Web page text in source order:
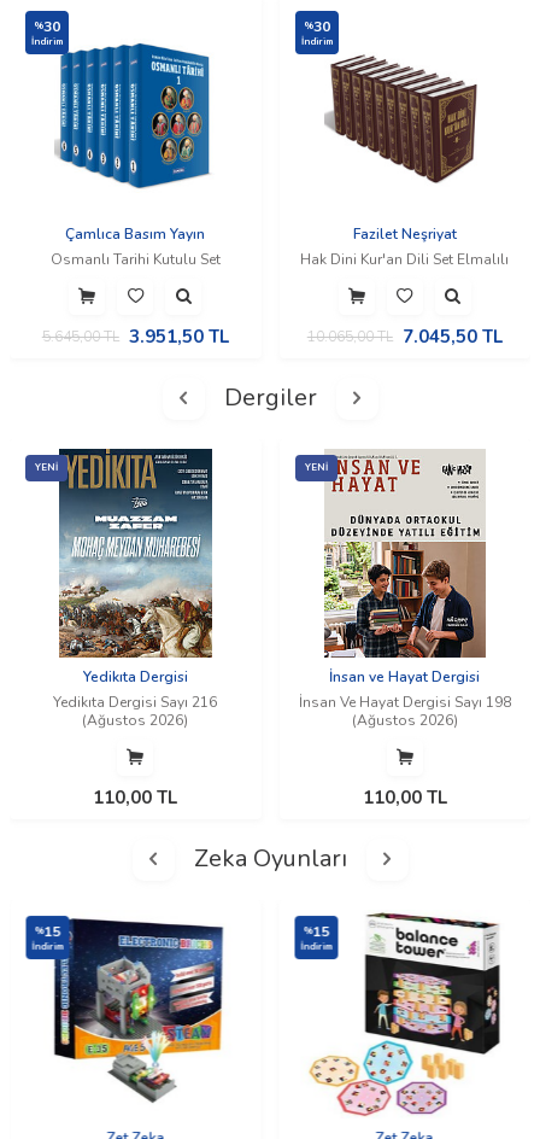
%30
İndirim
Çamlıca Basım Yayın
Osmanlı Tarihi Kutulu Set
5.645,00TL 3.951,50TL
%30
İndirim
Fazilet Neşriyat
Hak Dini Kur'an Dili Set Elmalılı
10.065,00TL 7.045,50TL
Dergiler
YENI
Yedikıta Dergisi
Yedikıta Dergisi Sayı 216
(Ağustos 2026)
110,00 TL
YENI
İnsan ve Hayat Dergisi
İnsan Ve Hayat Dergisi Sayı 198
(Ağustos 2026)
110,00TL
Zeka Oyunları
%15
İndirim
%15
İndirim